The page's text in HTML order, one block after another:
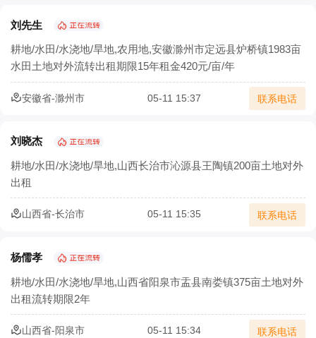
刘先生
耕地/水田/水浇地/旱地,农用地,安徽滁州市定远县炉桥镇1983亩
水田土地对外流转出租期限15年租金420元/亩/年
安徽省-滁州市 05-11 15:37 联系电话
刘晓杰
耕地/水田/水浇地/旱地,山西长治市沁源县王陶镇200亩土地对外
出租
山西省-长治市 05-11 15:35 联系电话
杨儒孝
耕地/水田/水浇地/旱地,山西省阳泉市盂县南娄镇375亩土地对外
出租流转期限2年
山西省-阳泉市 05-11 15:34 联系电话